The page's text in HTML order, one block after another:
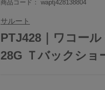
商品コード： waptj428138804
サルート
PTJ428｜ワコー
28G Ｔバックショ